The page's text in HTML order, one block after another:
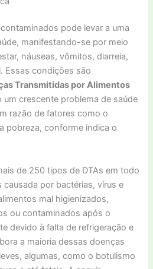
pode levar a uma
manifestando-se por meio
náuseas, vômitos, diarreia,
Essas condições são
Transmitidas por Alimentos
um crescente problema de saúde
razão de fatores como o
pobreza, conforme indica o
de 250 tipos de DTAs em todo
causada por bactérias, vírus e
mal higienizados,
ou contaminados após o
devido à falta de refrigeração e
a maioria dessas doenças
algumas, como o botulismo